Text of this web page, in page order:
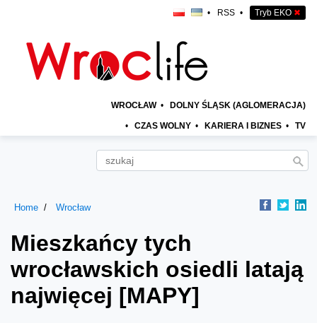
• RSS • Tryb EKO ✖
WROCŁAW • DOLNY ŚLĄSK (AGLOMERACJA)
• CZAS WOLNY • KARIERA I BIZNES • TV
Home Wrocław
Mieszkańcy tych
wrocławskich osiedli latają
najwięcej [MAPY]